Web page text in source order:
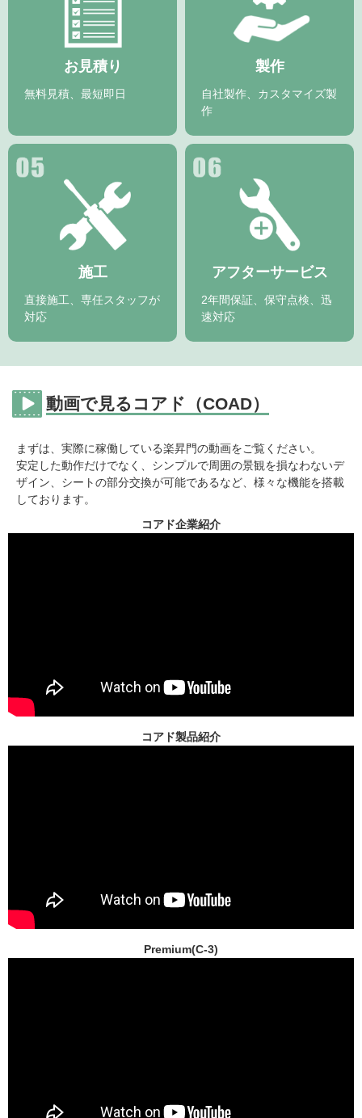
お見積り
無料見積、最短即日
製作
自社製作、カスタマイズ製
作
施工
直接施工、専任スタッフが
対応
アフターサービス
2年間保証、保守点検、迅
速対応
動画で見るコアド（COAD）
まずは、実際に稼働している楽昇門の動画をご覧ください。
安定した動作だけでなく、シンプルで周囲の景観を損なわないデ
ザイン、シートの部分交換が可能であるなど、様々な機能を搭載
しております。
コアド企業紹介
コアド製品紹介
Premium(C-3)